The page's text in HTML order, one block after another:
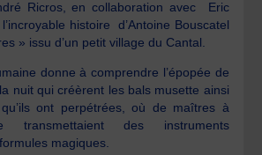
Ricros,en collaboration avec Eric
histoire d’Antoine Bouscatel
» issu d’un petit village du Cantal.
donne à comprendre l’épopée de
nuit qui créèrent les bals musette ainsi
ont perpétrées, où de maîtres à
des instruments
magiques.